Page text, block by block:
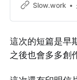
Slow.work
這次的短篇是早
之後也會多多